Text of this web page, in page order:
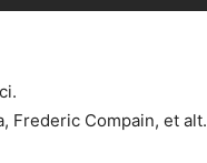
Frederic Compain, et alt.